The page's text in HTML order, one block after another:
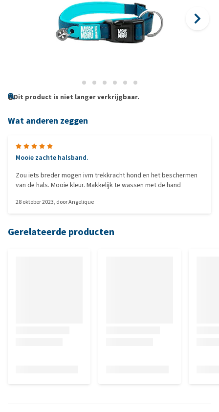
Dit product is niet langer verkrijgbaar.
Wat anderen zeggen
Mooie zachte halsband.
Zou iets breder mogen ivm trekkracht hond en het beschermen
van de hals. Mooie kleur. Makkelijk te wassen met de hand
28 oktober 2023, doorAngelique
Gerelateerde producten